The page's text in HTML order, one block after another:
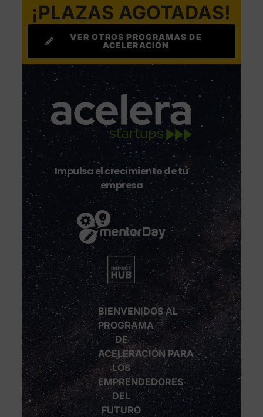
¡PLAZAS AGOTADAS!
VER OTROS PROGRAMAS DE
ACELERACIÓN
Impulsa el crecimiento de tu
empresa
BIENVENIDOS AL
PROGRAMA
DE
ACELERACIÓN PARA
LOS
EMPRENDEDORES
DEL
FUTURO